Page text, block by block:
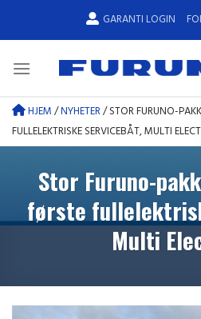
GARANTI LOGIN
HJEM/NYHETER/STOR FURUNO-
FULLELEKTRISKE SERVICEBÅT, MULTI
Stor Furuno-
første
Multi